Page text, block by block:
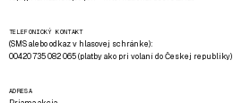
TELEFONICKÝ KONTAKT
(SMS alebo odkaz v hlasovej schránke):
00420 735 082 065 (platby ako pri volaní do Českej republiky)
ADRESA